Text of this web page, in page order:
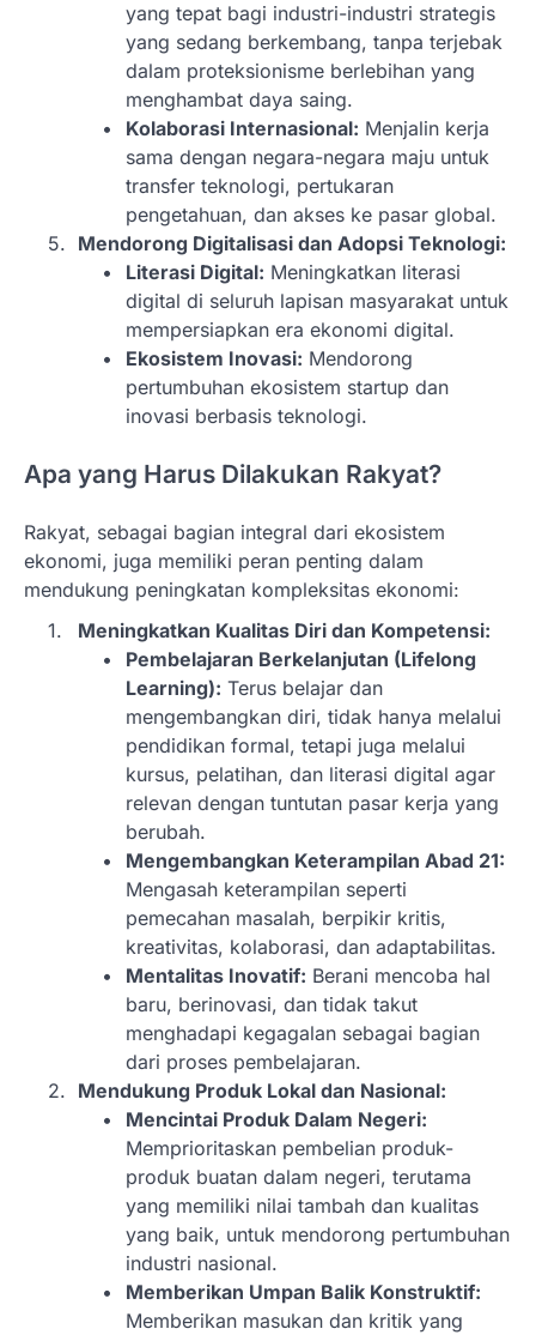
yang tepat bagi industri-industri strategis
yang sedang berkembang, tanpa terjebak
dalam proteksionisme berlebihan yang
menghambat daya saing.
Kolaborasi Internasional: Menjalin kerja
sama dengan negara-negara maju untuk
transfer teknologi, pertukaran
pengetahuan, dan akses ke pasar global.
Mendorong Digitalisasi dan Adopsi Teknologi:
Literasi Digital: Meningkatkan literasi
digital di seluruh lapisan masyarakat untuk
mempersiapkan era ekonomi digital.
Ekosistem Inovasi: Mendorong
pertumbuhan ekosistem startup dan
inovasi berbasis teknologi.
Apa yang Harus Dilakukan Rakyat?
Rakyat, sebagai bagian integral dari ekosistem
ekonomi, juga memiliki peran penting dalam
mendukung peningkatan kompleksitas ekonomi:
Meningkatkan Kualitas Diri dan Kompetensi:
Pembelajaran Berkelanjutan (Lifelong
Learning): Terus belajar dan
mengembangkan diri, tidak hanya melalui
pendidikan formal, tetapi juga melalui
kursus, pelatihan, dan literasi digital agar
relevan dengan tuntutan pasar kerja yang
berubah.
Mengembangkan Keterampilan Abad 21:
Mengasah keterampilan seperti
pemecahan masalah, berpikir kritis,
kreativitas, kolaborasi, dan adaptabilitas.
Mentalitas Inovatif: Berani mencoba hal
baru, berinovasi, dan tidak takut
menghadapi kegagalan sebagai bagian
dari proses pembelajaran.
Mendukung Produk Lokal dan Nasional:
Mencintai Produk Dalam Negeri:
Memprioritaskan pembelian produk-
produk buatan dalam negeri, terutama
yang memiliki nilai tambah dan kualitas
yang baik, untuk mendorong pertumbuhan
industri nasional.
Memberikan Umpan Balik Konstruktif:
Memberikan masukan dan kritik yang